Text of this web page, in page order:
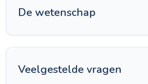
De wetenschap
Veelgestelde vragen